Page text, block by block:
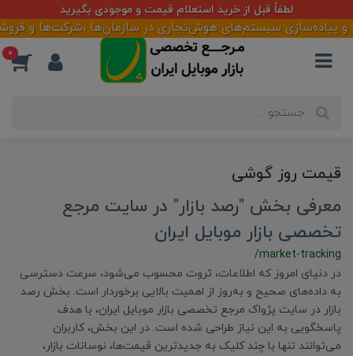
لطفاً قبل از خرید استعلام قیمت و موجودی بگیرید
پیاده‌سازی سیستم‌های هوش‌تجاری در سازمان‌ها ،شرکت‌ها و
0
قیمت روز گوشی
معرفی بخش "رصد بازار" در سایت مرجع
تخصصی بازار موبایل ایران
/market-tracking
در دنیای امروز که اطلاعات، ثروت محسوب می‌شود، سرعت دسترسی
به داده‌های صحیح و به‌روز از اهمیت بالایی برخوردار است. بخش رصد
بازار در سایت پژواک مرجع تخصصی بازار موبایل ایران، با هدف
پاسخگویی به این نیاز طراحی شده است. در این بخش، کاربران
می‌توانند تنها با چند کلیک به جدیدترین قیمت‌ها، نوسانات بازار،